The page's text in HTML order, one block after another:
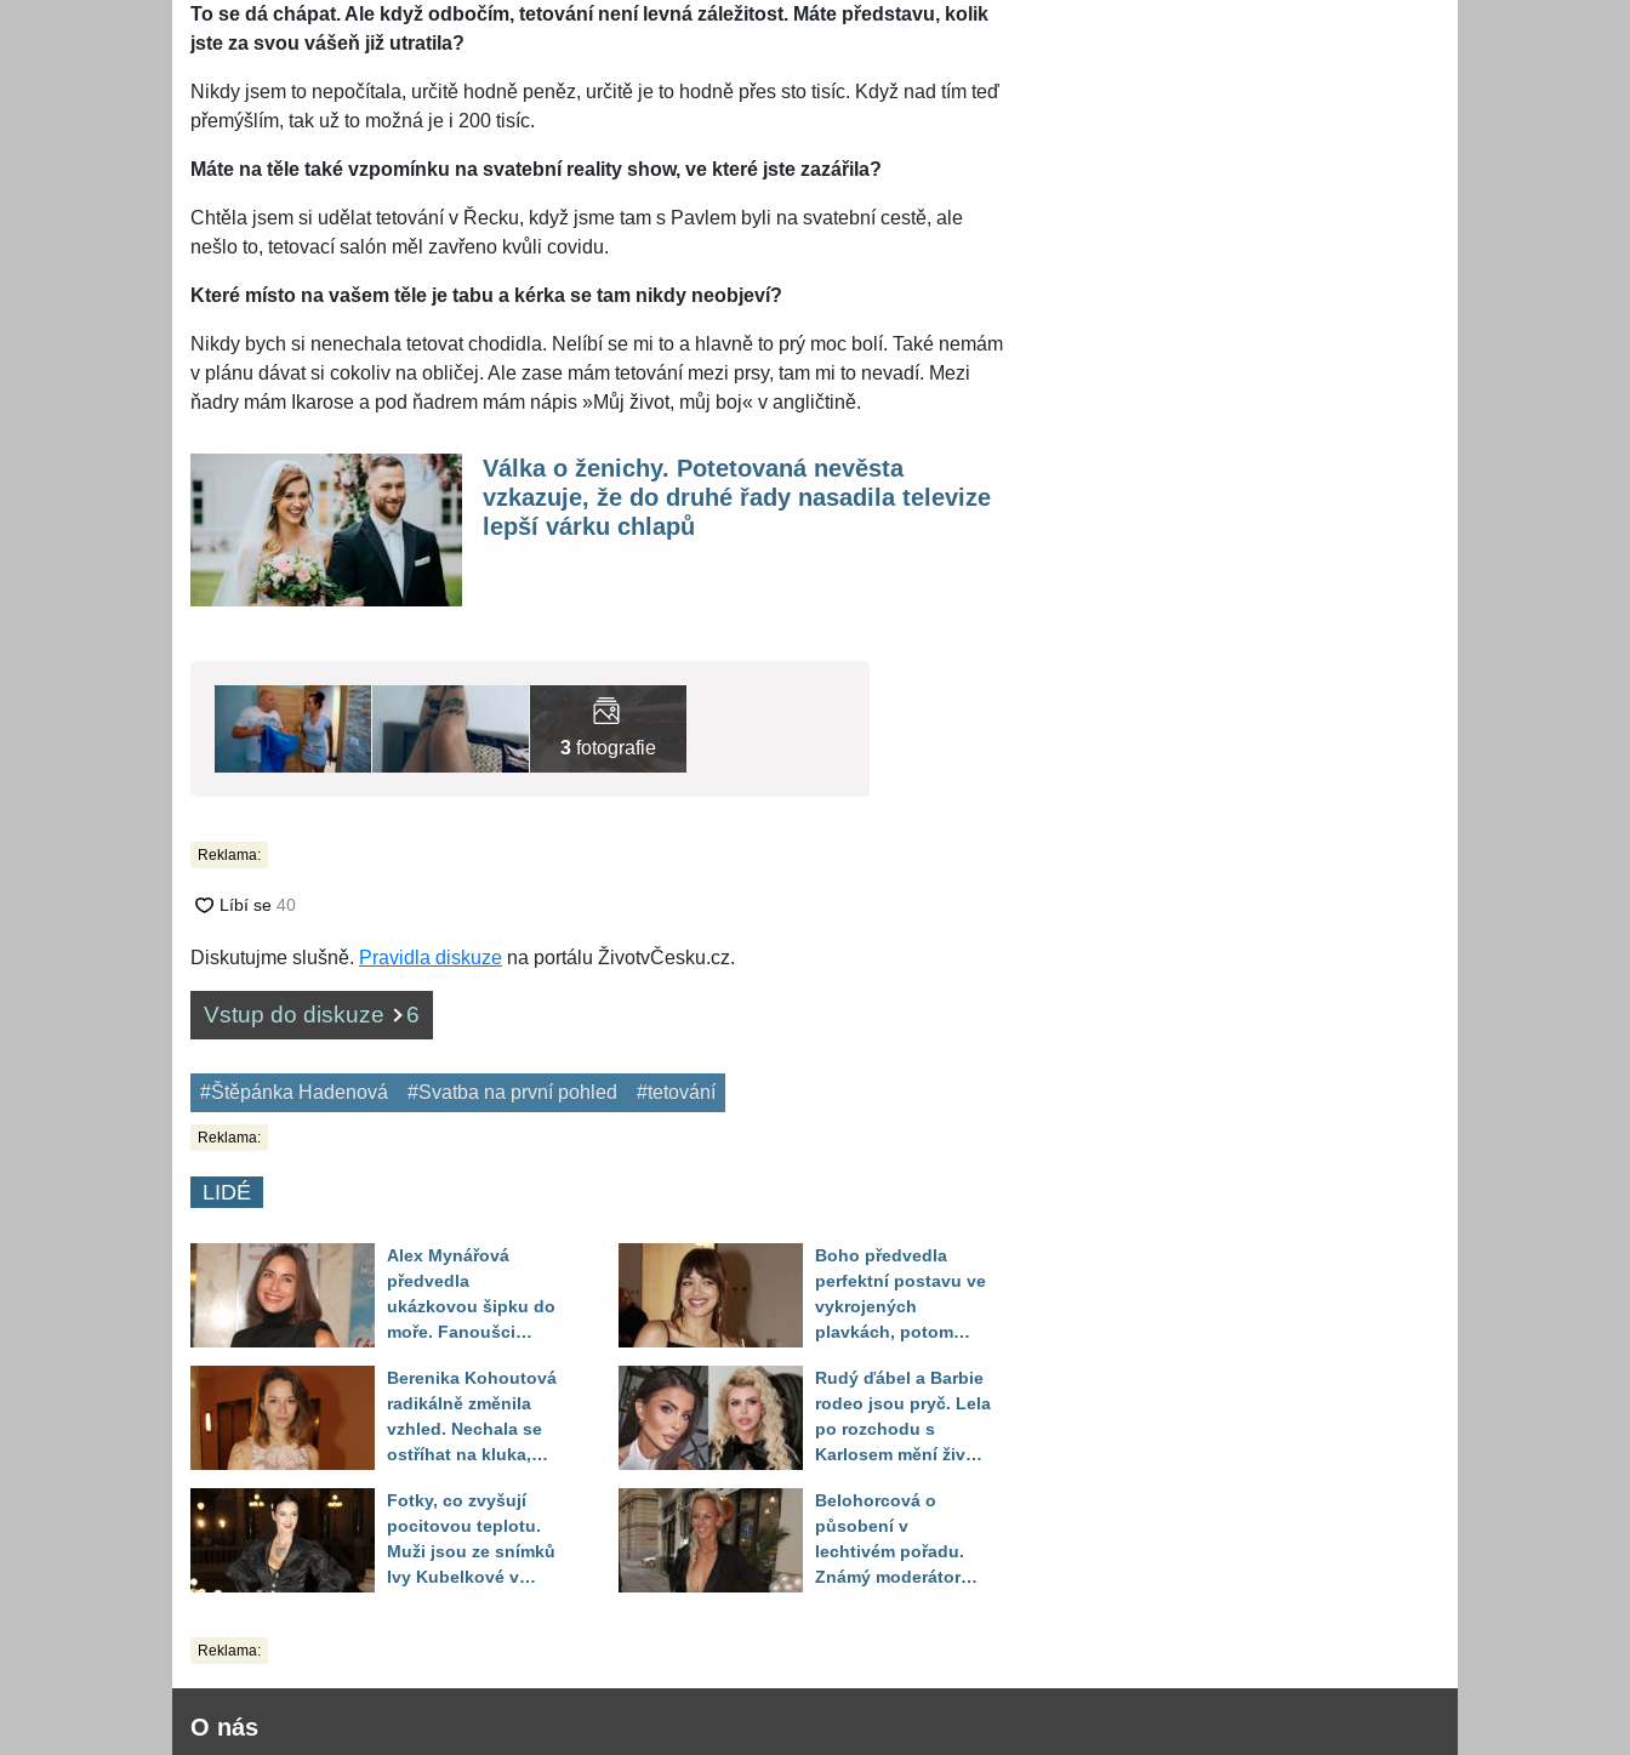
To se dá chápat. Ale když odbočím, tetování není levná záležitost. Máte představu, kolik
jste za svou vášeň již utratila?
Nikdy jsem to nepočítala, určitě hodně peněz, určitě je to hodně přes sto tisíc. Když nad tím teď
přemýšlím, tak už to možná je i 200 tisíc.
Máte na těle také vzpomínku na svatební reality show, ve které jste zazářila?
Chtěla jsem si udělat tetování v Řecku, když jsme tam s Pavlem byli na svatební cestě, ale
nešlo to, tetovací salón měl zavřeno kvůli covidu.
Které místo na vašem těle je tabu a kérka se tam nikdy neobjeví?
Nikdy bych si nenechala tetovat chodidla. Nelíbí se mi to a hlavně to prý moc bolí. Také nemám
v plánu dávat si cokoliv na obličej. Ale zase mám tetování mezi prsy, tam mi to nevadí. Mezi
ňadry mám Ikarose a pod ňadrem mám nápis »Můj život, můj boj« v angličtině.
Válka o ženichy. Potetovaná nevěsta
vzkazuje, že do druhé řady nasadila televize
lepší várku chlapů
3 fotografie
Reklama:
Diskutujme slušně. Pravidla diskuze na portálu ŽivotvČesku.cz.
Vstup do diskuze 6
#Štěpánka Hadenová #Svatba na první pohled #tetování
Reklama:
LIDÉ
Alex Mynářová
předvedla
ukázkovou šipku do
moře. Fanoušci
toho vypadá
Berenika Kohoutová
radikálně změnila
vzhled. Nechala se
ostříhat na kluka,
překvapily
Fotky, co zvyšují
pocitovou teplotu.
Muži jsou ze snímků
Ivy Kubelkové v
Boho předvedla
perfektní postavu ve
vykrojených
plavkách, potom
těla
Rudý ďábel a Barbie
rodeo jsou pryč. Lela
po rozchodu s
Karlosem mění život i
Sandeva
Belohorcová o
působení v
lechtivém pořadu.
Známý moderátor
Reklama:
O nás